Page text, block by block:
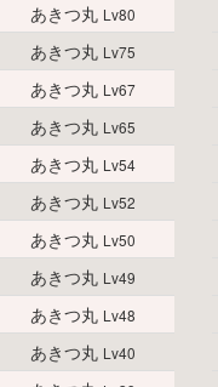
あきつ丸 Lv80
あきつ丸 Lv75
あきつ丸 Lv67
あきつ丸 Lv65
あきつ丸 Lv54
あきつ丸 Lv52
あきつ丸 Lv50
あきつ丸 Lv49
あきつ丸 Lv48
あきつ丸 Lv40